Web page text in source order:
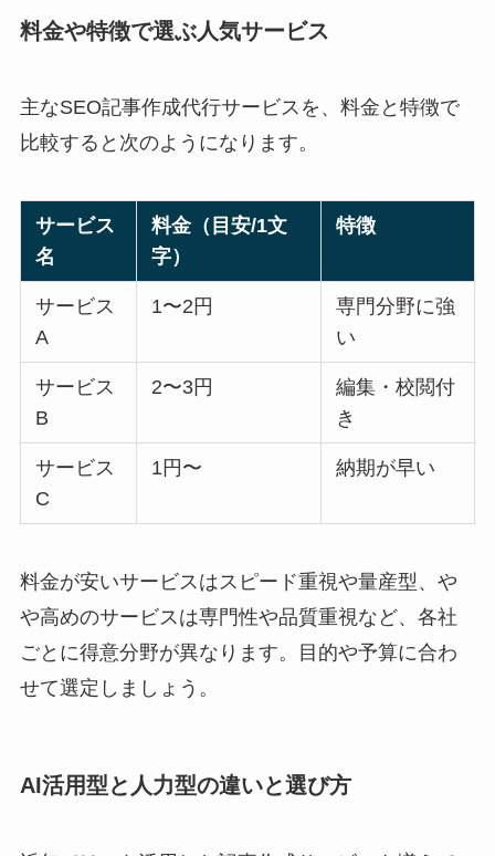
料金や特徴で選ぶ人気サービス
主なSEO記事作成代行サービスを、料金と特徴で
比較すると次のようになります。
サービス
名
料金（目安/1文
字）
特徴
サービス
A
1〜2円
専門分野に強
い
サービス
B
2〜3円
編集・校閲付
き
サービス
C
1円〜 納期が早い
料金が安いサービスはスピード重視や量産型、や
や高めのサービスは専門性や品質重視など、各社
ごとに得意分野が異なります。目的や予算に合わ
せて選定しましょう。
AI活用型と人力型の違いと選び方